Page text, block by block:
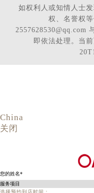
如权利人或知情人士
权、名誉权
2557628530@qq.com
即依法处理。当
China
关闭
选择预约到店时间：